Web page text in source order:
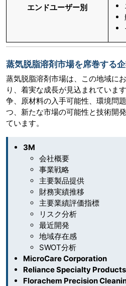
エンドユーザー別
蒸気脱脂溶剤市場を席巻する
蒸気脱脂溶剤市場は、この地域に
り、着実な成長が見込まれていま
争、原材料の入手可能性、環境問
つ、新たな市場の可能性と技術開
ています。
3M
会社概要
事業戦略
主要製品提供
財務実績推移
主要業績評価指標
リスク分析
最近開発
地域存在感
SWOT分析
MicroCare Corporation
Reliance Specialty
Florachem Precision